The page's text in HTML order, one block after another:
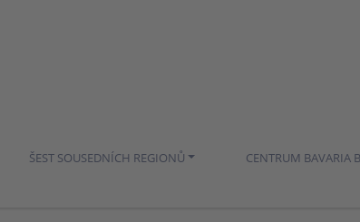
ŠEST SOUSEDNÍCH REGIONŮ CENTRUM BAVARIA